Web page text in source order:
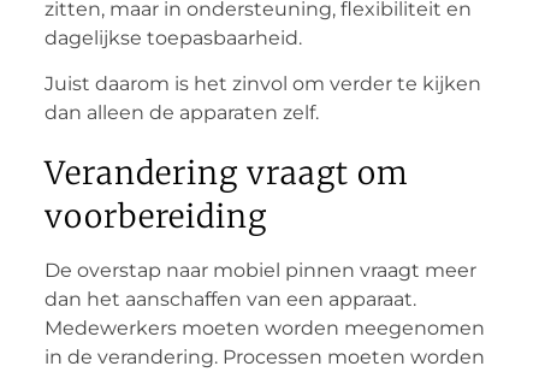
zitten, maar in ondersteuning, flexibiliteit en
dagelijkse toepasbaarheid.
Juist daarom is het zinvol om verder te kijken
dan alleen de apparaten zelf.
Verandering vraagt om
voorbereiding
De overstap naar mobiel pinnen vraagt meer
dan het aanschaffen van een apparaat.
Medewerkers moeten worden meegenomen
in de verandering. Processen moeten worden